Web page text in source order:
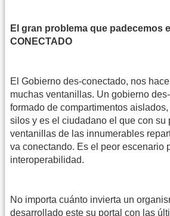
El gran problema que padecemos
CONECTADO
El Gobierno des-conectado, nos
muchas ventanillas. Un gobierno
formado de compartimentos
silos y es el ciudadano el que con su
ventanillas de las innumerables
va conectando. Es el peor escenario
interoperabilidad.
No importa cuánto invierta un
desarrollado este su portal con las